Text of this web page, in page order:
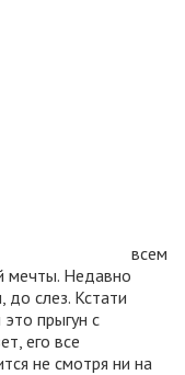
всем
мечты. Недавно
до слез. Кстати
прыгун с
его все
не смотря ни на